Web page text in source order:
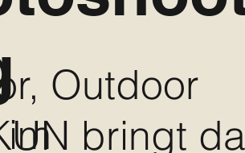
bringt
Outdoor